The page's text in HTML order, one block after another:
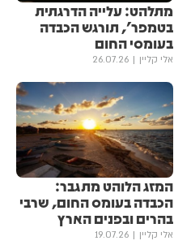
מתלהט: עלייה הדרגתית
בטמפר', תורגש הכבדה
בעומסי החום
אלי קליין 26.07.26
המזג הלוהט מתגבר:
הכבדה בעומס החום, שרבי
בהרים ובפנים הארץ
אלי קליין 19.07.26